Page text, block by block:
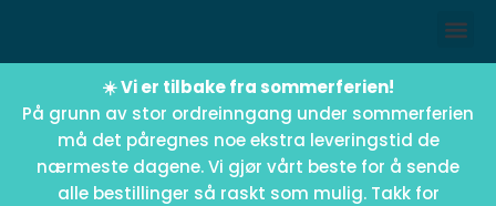
☀️ Vi er tilbake fra sommerferien!
På grunn av stor ordreinngang under sommerferien
må det påregnes noe ekstra leveringstid de
nærmeste dagene. Vi gjør vårt beste for å sende
alle bestillinger så raskt som mulig. Takk for